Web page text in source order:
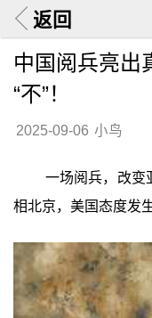
返回
中国阅兵亮出
“不”！
2025-09-06 小鸟
一场阅兵，改变
相北京，美国态度发